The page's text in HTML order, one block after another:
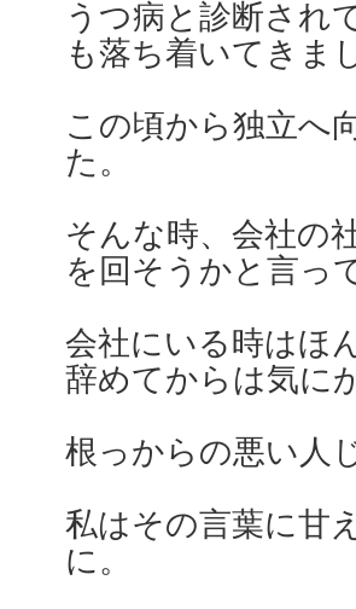
うつ病と診断され
も落ち着いてきま
この頃から独立へ
た。
そんな時、会社の
を回そうかと言っ
会社にいる時はほ
辞めてからは気に
根っからの悪い人
私はその言葉に甘
に。